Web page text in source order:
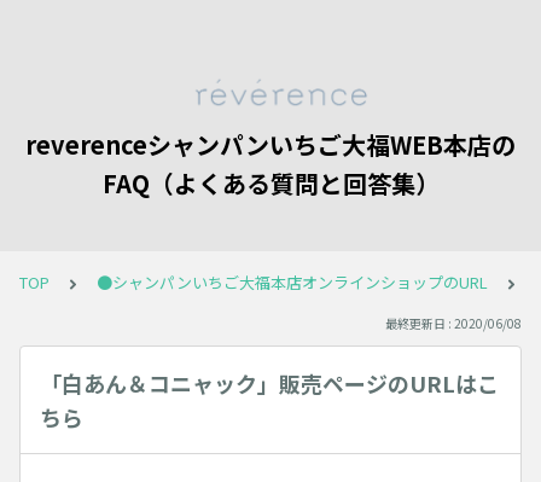
reverenceシャンパンいちご大福WEB本店の
FAQ（よくある質問と回答集）
TOP ●シャンパンいちご大福本店オンラインショップのURL
最終更新日 : 2020/06/08
「白あん＆コニャック」販売ページのURLはこ
ちら